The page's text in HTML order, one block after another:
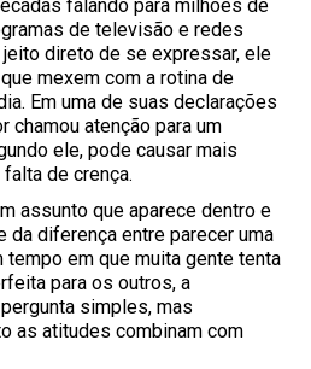
falando para milhões de
de televisão e redes
direto de se expressar, ele
mexem com a rotina de
Em uma de suas declarações
chamou atenção para um
ele, pode causar mais
de crença.
assunto que aparece dentro e
da diferença entre parecer uma
tempo em que muita gente tenta
para os outros, a
simples, mas
as atitudes combinam com